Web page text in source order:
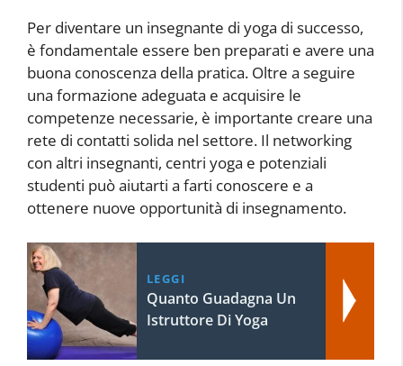
Per diventare un insegnante di yoga di successo,
è fondamentale essere ben preparati e avere una
buona conoscenza della pratica. Oltre a seguire
una formazione adeguata e acquisire le
competenze necessarie, è importante creare una
rete di contatti solida nel settore. Il networking
con altri insegnanti, centri yoga e potenziali
studenti può aiutarti a farti conoscere e a
ottenere nuove opportunità di insegnamento.
LEGGI
Quanto Guadagna Un
Istruttore Di Yoga